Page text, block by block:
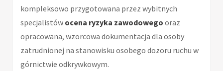
kompleksowo przygotowana przez wybitnych
specjalistów ocena ryzyka zawodowego oraz
opracowana, wzorcowa dokumentacja dla osoby
zatrudnionej na stanowisku osobego dozoru ruchu w
górnictwie odkrywkowym.